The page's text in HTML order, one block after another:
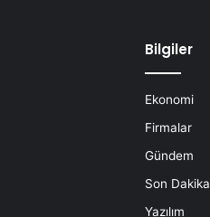
Bilgiler
Ekonomi
Firmalar
Gündem
Son Dakika
Yazılım